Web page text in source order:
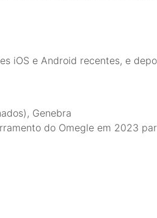
iOS e Android recentes, e
Genebra
do Omegle em 2023